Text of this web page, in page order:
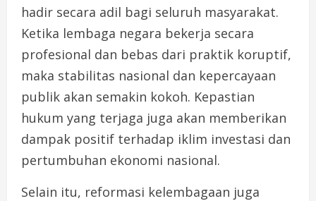
hadir secara adil bagi seluruh masyarakat.
Ketika lembaga negara bekerja secara
profesional dan bebas dari praktik koruptif,
maka stabilitas nasional dan kepercayaan
publik akan semakin kokoh. Kepastian
hukum yang terjaga juga akan memberikan
dampak positif terhadap iklim investasi dan
pertumbuhan ekonomi nasional.
Selain itu, reformasi kelembagaan juga